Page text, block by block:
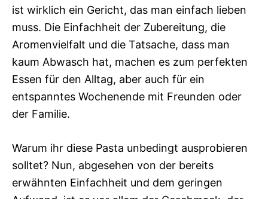
ist wirklich ein Gericht, das man einfach lieben
muss. Die Einfachheit der Zubereitung, die
Aromenvielfalt und die Tatsache, dass man
kaum Abwasch hat, machen es zum perfekten
Essen für den Alltag, aber auch für ein
entspanntes Wochenende mit Freunden oder
der Familie.
Warum ihr diese Pasta unbedingt ausprobieren
solltet? Nun, abgesehen von der bereits
erwähnten Einfachheit und dem geringen